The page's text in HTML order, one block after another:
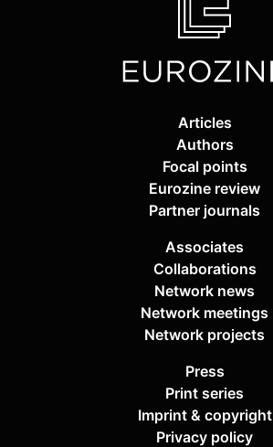
Articles
Authors
Focal points
Eurozine review
Partner journals
Associates
Collaborations
Network news
Network meetings
Network projects
Press
Print series
Imprint & copyright
Privacy policy